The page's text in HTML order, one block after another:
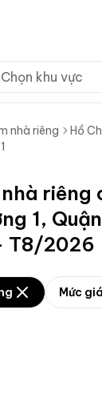
Chọn khu vực
nhà riêng
Hồ
nhà
1,
T8/2026
Mức giá